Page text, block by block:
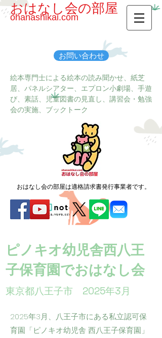
おはなし会の部屋
ohanashikai.com
お問い合わせ
絵本専門士による絵本の読み聞かせ、紙芝
居、パネルシアター、エプロン小劇場、手遊
び、素話、児童図書の見直し、講習会・勉強
会の実施、ブックトーク
おはなし会の部屋は適格請求書発行事業者です。
2025年3月、八王子市にある私立認可保
育園「ピノキオ幼児舎 西八王子保育園」
ピノキオ幼児舎西八王
子保育園でおはなし会
東京都八王子市 2025年3月